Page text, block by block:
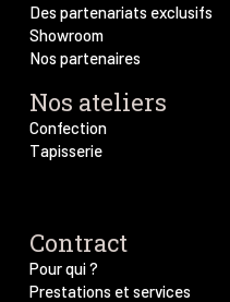
Des partenariats exclusifs
Showroom
Nos partenaires
Nos ateliers
Confection
Tapisserie
Contract
Pour qui ?
Prestations et services